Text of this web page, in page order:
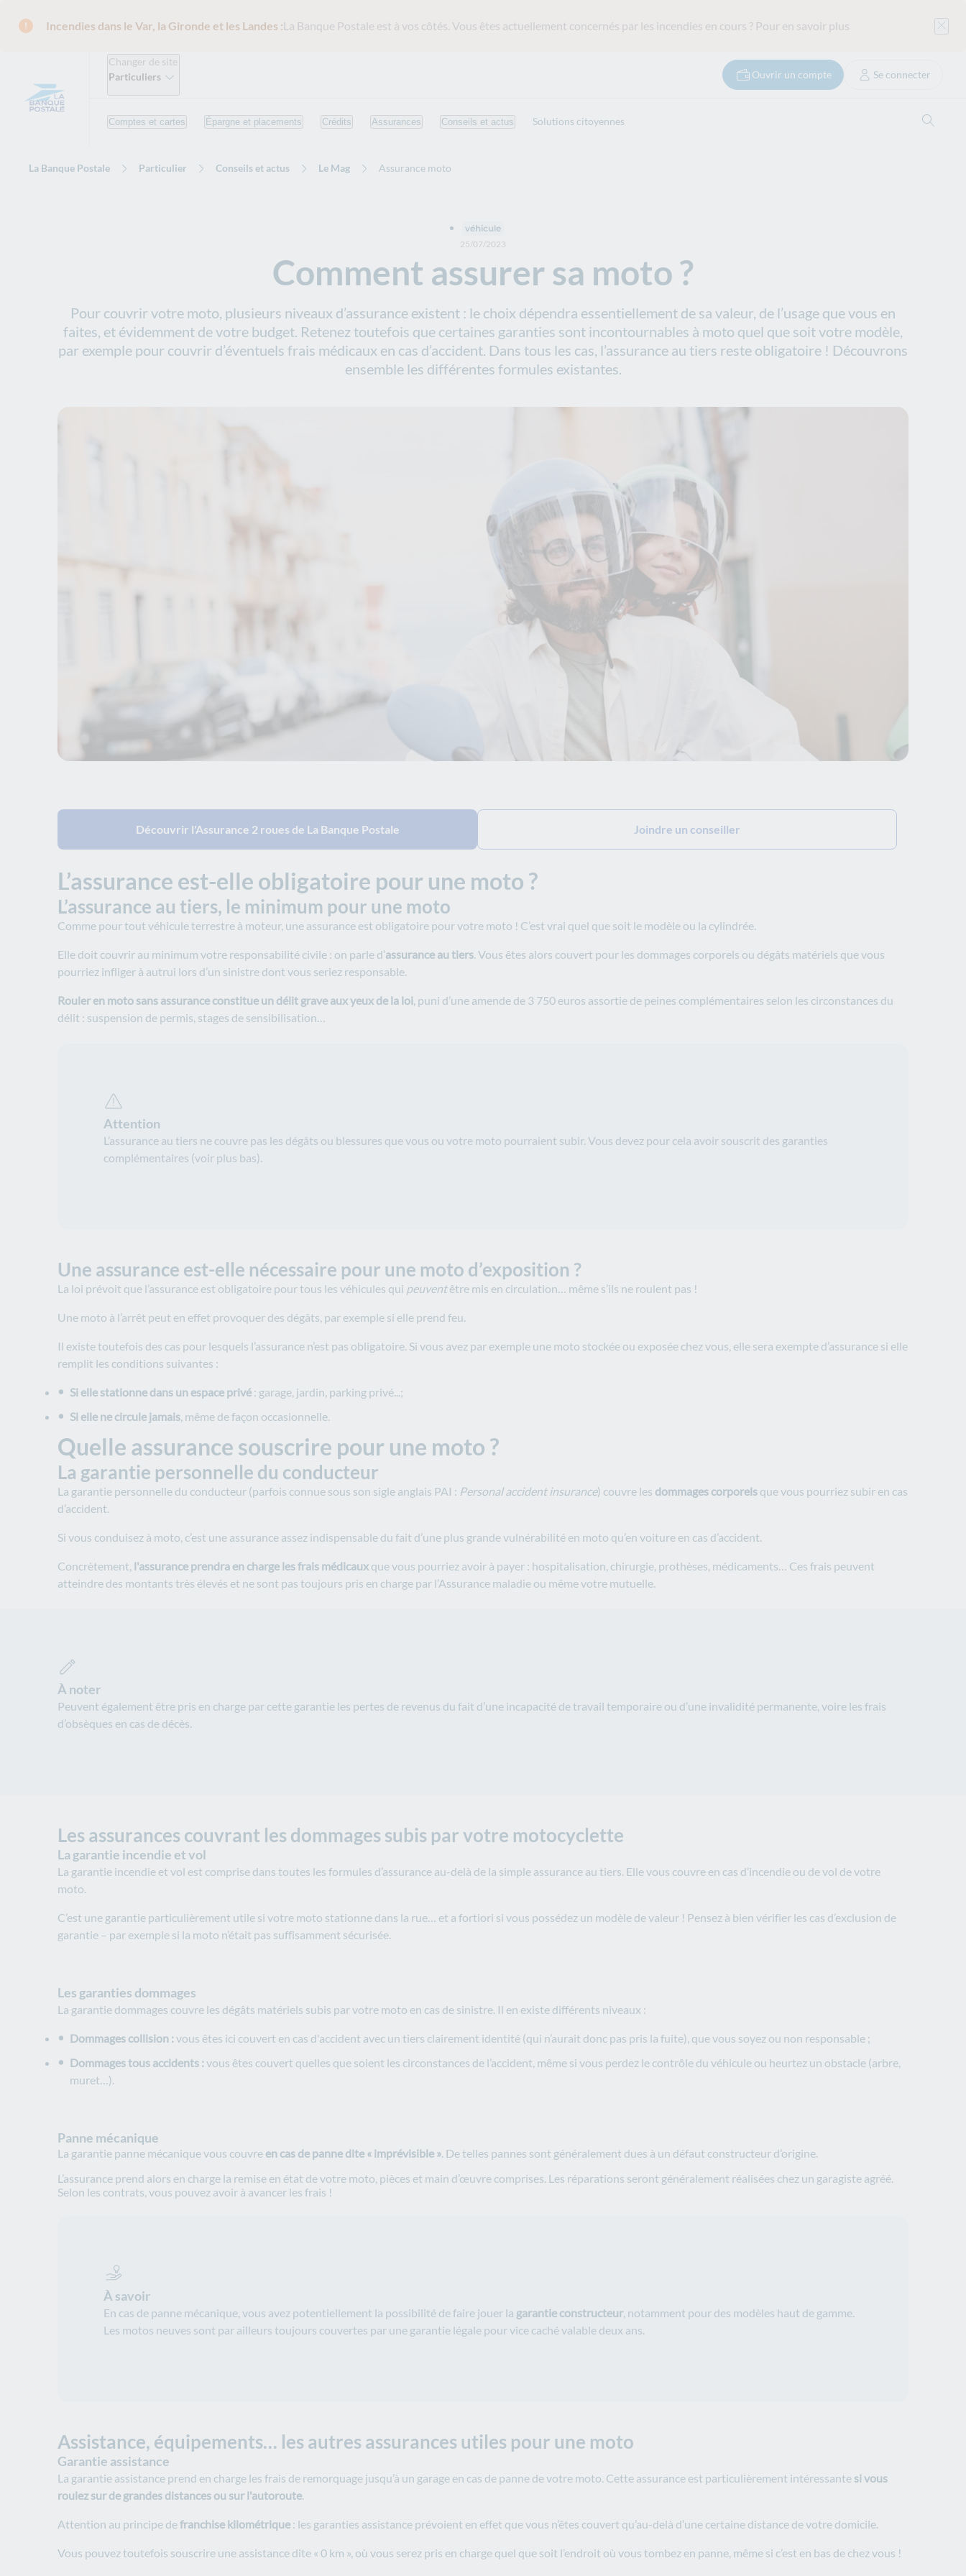
Incendies dans le Var, la Gironde et les Landes :La Banque Postale est à vos côtés. Vous êtes actuellement concernés par les incendies en cours ? Pour en savoir plus
Changer de site
Particuliers
Ouvrir un compte Se connecter
Comptes et cartes Épargne et placements Crédits Assurances Conseils et actus Solutions citoyennes
La Banque Postale Particulier Conseils et actus Le Mag Assurance moto
Comment assurer sa moto ?
25/07/2023
véhicule
Pour couvrir votre moto, plusieurs niveaux d’assurance existent : le choix dépendra essentiellement de sa valeur, de l’usage que vous en
faites, et évidemment de votre budget. Retenez toutefois que certaines garanties sont incontournables à moto quel que soit votre modèle,
par exemple pour couvrir d’éventuels frais médicaux en cas d’accident. Dans tous les cas, l’assurance au tiers reste obligatoire ! Découvrons
ensemble les différentes formules existantes.
Découvrir l'Assurance 2 roues de La Banque Postale Joindre un conseiller
L’assurance est-elle obligatoire pour une moto ?
L’assurance au tiers, le minimum pour une moto
Comme pour tout véhicule terrestre à moteur, une assurance est obligatoire pour votre moto ! C’est vrai quel que soit le modèle ou la cylindrée.
Elle doit couvrir au minimum votre responsabilité civile : on parle d’assurance au tiers. Vous êtes alors couvert pour les dommages corporels ou dégâts matériels que vous
pourriez infliger à autrui lors d’un sinistre dont vous seriez responsable.
Rouler en moto sans assurance constitue un délit grave aux yeux de la loi, puni d’une amende de 3 750 euros assortie de peines complémentaires selon les circonstances du
délit : suspension de permis, stages de sensibilisation…
Attention
L’assurance au tiers ne couvre pas les dégâts ou blessures que vous ou votre moto pourraient subir. Vous devez pour cela avoir souscrit des garanties
complémentaires (voir plus bas).
Une assurance est-elle nécessaire pour une moto d’exposition ?
La loi prévoit que l’assurance est obligatoire pour tous les véhicules qui peuventêtre mis en circulation… même s’ils ne roulent pas !
Une moto à l’arrêt peut en effet provoquer des dégâts, par exemple si elle prend feu.
Il existe toutefois des cas pour lesquels l’assurance n’est pas obligatoire. Si vous avez par exemple une moto stockée ou exposée chez vous, elle sera exempte d’assurance si elle
remplit les conditions suivantes :
Si elle stationne dans un espace privé : garage, jardin, parking privé...;
Si elle ne circule jamais, même de façon occasionnelle.
Quelle assurance souscrire pour une moto ?
La garantie personnelle du conducteur
La garantie personnelle du conducteur (parfois connue sous son sigle anglais PAI : Personal accident insurance) couvre les dommages corporels que vous pourriez subir en cas
d’accident.
Si vous conduisez à moto, c’est une assurance assez indispensable du fait d’une plus grande vulnérabilité en moto qu’en voiture en cas d’accident.
Concrètement, l'assurance prendra en charge les frais médicaux que vous pourriez avoir à payer : hospitalisation, chirurgie, prothèses, médicaments… Ces frais peuvent
atteindre des montants très élevés et ne sont pas toujours pris en charge par l’Assurance maladie ou même votre mutuelle.
À noter
Peuvent également être pris en charge par cette garantie les pertes de revenus du fait d’une incapacité de travail temporaire ou d’une invalidité permanente, voire les frais
d’obsèques en cas de décès.
Les assurances couvrant les dommages subis par votre motocyclette
La garantie incendie et vol
La garantie incendie et vol est comprise dans toutes les formules d’assurance au-delà de la simple assurance au tiers. Elle vous couvre en cas d’incendie ou de vol de votre
moto.
C’est une garantie particulièrement utile si votre moto stationne dans la rue… et a fortiori si vous possédez un modèle de valeur ! Pensez à bien vérifier les cas d’exclusion de
garantie – par exemple si la moto n’était pas suffisamment sécurisée.
Les garanties dommages
La garantie dommages couvre les dégâts matériels subis par votre moto en cas de sinistre. Il en existe différents niveaux :
Dommages collision :vous êtes ici couvert en cas d'accident avec un tiers clairement identité (qui n’aurait donc pas pris la fuite), que vous soyez ou non responsable ;
Dommages tous accidents :vous êtes couvert quelles que soient les circonstances de l’accident, même si vous perdez le contrôle du véhicule ou heurtez un obstacle (arbre,
muret…).
Panne mécanique
La garantie panne mécanique vous couvre en cas de panne dite « imprévisible ». De telles pannes sont généralement dues à un défaut constructeur d’origine.
L’assurance prend alors en charge la remise en état de votre moto, pièces et main d’œuvre comprises. Les réparations seront généralement réalisées chez un garagiste agréé.
Selon les contrats, vous pouvez avoir à avancer les frais !
À savoir
En cas de panne mécanique, vous avez potentiellement la possibilité de faire jouer la garantie constructeur, notamment pour des modèles haut de gamme.
Les motos neuves sont par ailleurs toujours couvertes par une garantie légale pour vice caché valable deux ans.
Assistance, équipements… les autres assurances utiles pour une moto
Garantie assistance
La garantie assistance prend en charge les frais de remorquage jusqu’à un garage en cas de panne de votre moto. Cette assurance est particulièrement intéressante si vous
roulez sur de grandes distances ou sur l'autoroute.
Attention au principe defranchise kilométrique : les garanties assistance prévoient en effet que vous n’êtes couvert qu’au-delà d’une certaine distance de votre domicile.
Vous pouvez toutefois souscrire une assistance dite « 0 km », où vous serez pris en charge quel que soit l’endroit où vous tombez en panne, même si c’est en bas de chez vous !